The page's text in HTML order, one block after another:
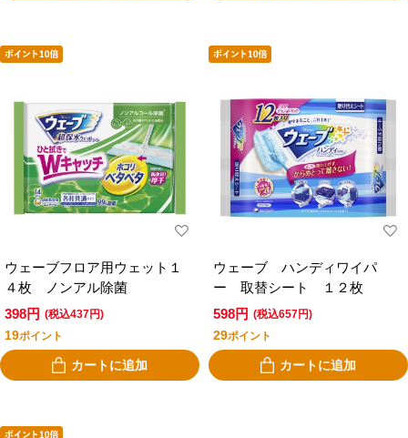
ウェーブフロア用ウェット１
４枚 ノンアル除菌
398円 (税込437円)
19ポイント
カートに追加
ウェーブ ハンディワイパ
ー 取替シート １２枚
598円 (税込657円)
29ポイント
カートに追加